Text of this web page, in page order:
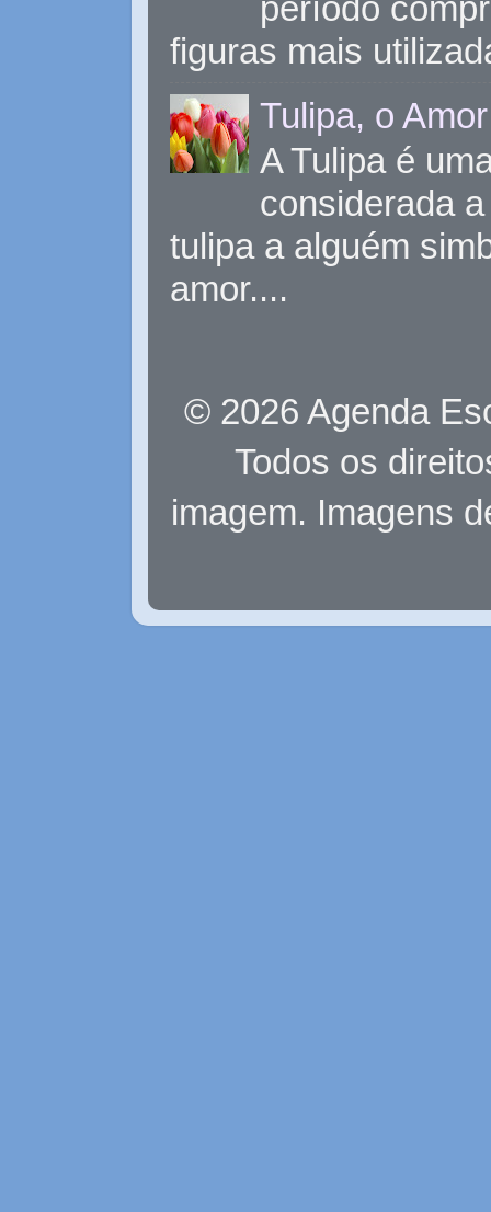
figuras mais
Tulipa, o
A Tulipa é
considerada
tulipa a alguém
amor....
© 2026 Agenda
Todos os
imagem. Imagens